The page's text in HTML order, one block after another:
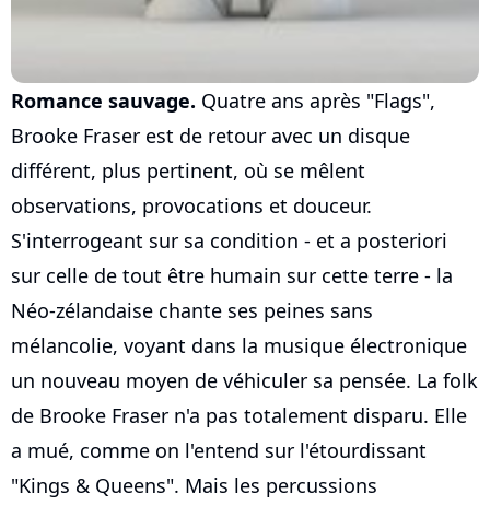
Romance sauvage. Quatre ans après "Flags",
Brooke Fraser est de retour avec un disque
différent, plus pertinent, où se mêlent
observations, provocations et douceur.
S'interrogeant sur sa condition - et a posteriori
sur celle de tout être humain sur cette terre - la
Néo-zélandaise chante ses peines sans
mélancolie, voyant dans la musique électronique
un nouveau moyen de véhiculer sa pensée. La folk
de Brooke Fraser n'a pas totalement disparu. Elle
a mué, comme on l'entend sur l'étourdissant
"Kings & Queens". Mais les percussions